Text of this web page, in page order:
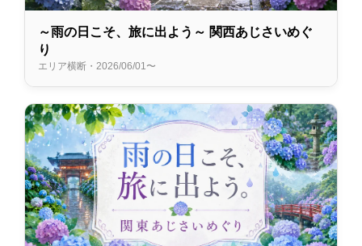
～雨の日こそ、旅に出よう～ 関西あじさいめぐ
り
エリア横断・2026/06/01〜